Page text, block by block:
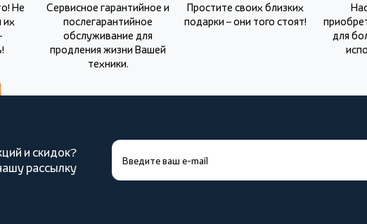
Не
их
Сервисное гарантийное и
послегарантийное
обслуживание для
продления жизни Вашей
техники.
Простите своих близких
подарки – они того стоят!
для
и скидок?
рассылку